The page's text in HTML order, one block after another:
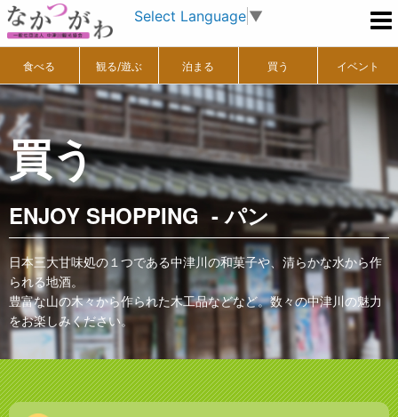
Select Language ▼
食べる 観る/遊ぶ 泊まる 買う イベント
買う
ENJOY SHOPPING - パン
日本三大甘味処の１つである中津川の和菓子や、清らかな水から作
られる地酒。
豊富な山の木々から作られた木工品などなど。数々の中津川の魅力
をお楽しみください。